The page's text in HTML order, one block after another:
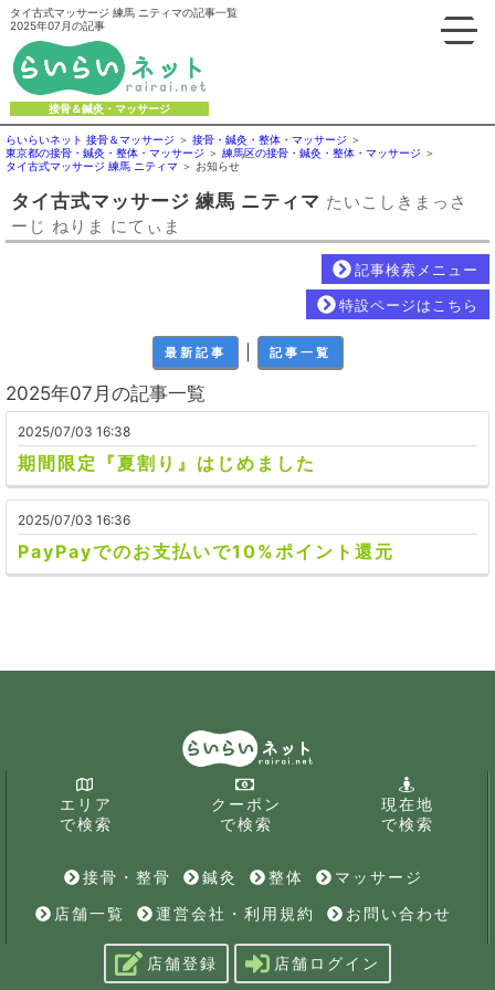
タイ古式マッサージ 練馬 ニティマの記事一覧
2025年07月の記事
接骨＆鍼灸・マッサージ
らいらいネット 接骨＆マッサージ
接骨・鍼灸・整体・マッサージ
東京都の接骨・鍼灸・整体・マッサージ
練馬区の接骨・鍼灸・整体・マッサージ
タイ古式マッサージ 練馬 ニティマ
お知らせ
タイ古式マッサージ 練馬 ニティマ たいこしきまっさ
ーじ ねりま にてぃま
記事検索メニュー
特設ページはこちら
最新記事 ｜ 記事一覧
2025年07月の記事一覧
2025/07/03 16:38
期間限定『夏割り』はじめました
2025/07/03 16:36
PayPayでのお支払いで10%ポイント還元
エリア
で検索
クーポン
で検索
現在地
で検索
接骨・整骨 鍼灸 整体
マッサージ
店舗一覧
運営会社・利用規約 お問い合わせ
店舗登録 店舗ログイン